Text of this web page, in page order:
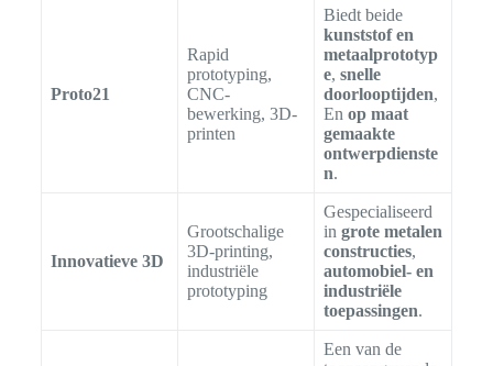
Proto21
Rapid
prototyping,
CNC-
bewerking, 3D-
printen
Biedt beide
kunststof en
metaalprototyp
e, snelle
doorlooptijden,
En op maat
gemaakte
ontwerpdienste
n.
Innovatieve 3D
Grootschalige
3D-printing,
industriële
prototyping
Gespecialiseerd
in grote metalen
constructies,
automobiel- en
industriële
toepassingen.
Een van de